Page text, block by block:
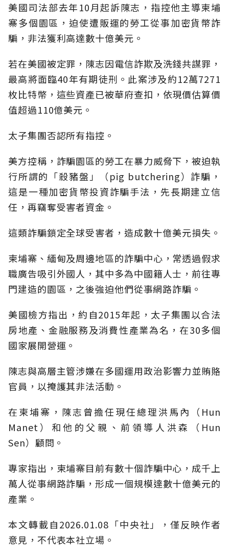
美國司法部去年10月起訴陳志，指控他主導柬埔
寨多個園區，迫使遭販運的勞工從事加密貨幣詐
騙，非法獲利高達數十億美元。
若在美國被定罪，陳志因電信詐欺及洗錢共謀罪，
最高將面臨40年有期徒刑。此案涉及約12萬7271
枚比特幣，這些資產已被華府查扣，依現價估算價
值超過110億美元。
太子集團否認所有指控。
美方控稱，詐騙園區的勞工在暴力威脅下，被迫執
行所謂的「殺豬盤」（pig butchering）詐騙，
這是一種加密貨幣投資詐騙手法，先長期建立信
任，再竊奪受害者資金。
這類詐騙鎖定全球受害者，造成數十億美元損失。
柬埔寨、緬甸及周邊地區的詐騙中心，常透過假求
職廣告吸引外國人，其中多為中國籍人士，前往專
門建造的園區，之後強迫他們從事網路詐騙。
美國檢方指出，約自2015年起，太子集團以合法
房地產、金融服務及消費性產業為名，在30多個
國家展開營運。
陳志與高層主管涉嫌在多國運用政治影響力並賄賂
官員，以掩護其非法活動。
在柬埔寨，陳志曾擔任現任總理洪馬內（Hun
Manet）和他的父親、前領導人洪森（Hun
Sen）顧問。
專家指出，柬埔寨目前有數十個詐騙中心，成千上
萬人從事網路詐騙，形成一個規模達數十億美元的
產業。
本文轉載自2026.01.08「中央社」，僅反映作者
意見，不代表本社立場。